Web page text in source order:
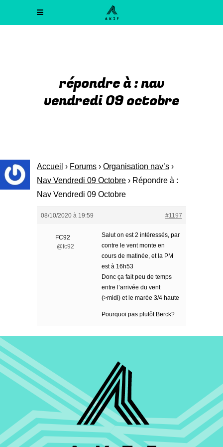
répondre à : nav
vendredi 09 octobre
Accueil › Forums › Organisation nav’s ›
Nav Vendredi 09 Octobre › Répondre à :
Nav Vendredi 09 Octobre
08/10/2020 à 19:59 #1197
FC92
@fc92
Salut on est 2 intéressés, par
contre le vent monte en
cours de matinée, et la PM
est à 16h53
Donc ça fait peu de temps
entre l’arrivée du vent
(>midi) et le marée 3/4 haute
Pourquoi pas plutôt Berck?